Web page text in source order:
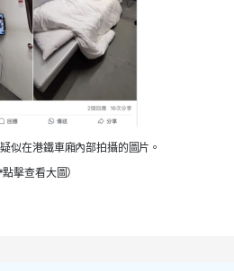
似在港鐵車廂內部拍攝的圖片。
*點擊查看大圖）